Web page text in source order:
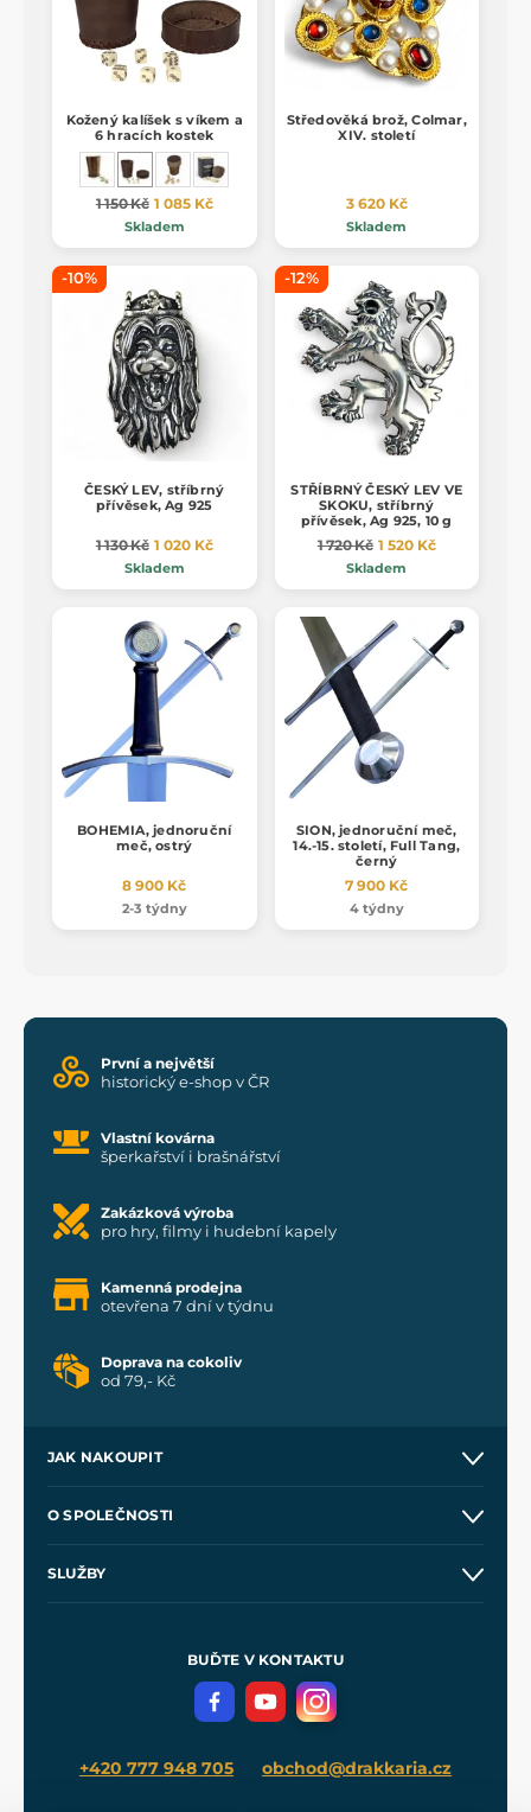
Kožený kalíšek s víkem a
6 hracích kostek
1 150 Kč 1 085 Kč
Skladem
Středověká brož, Colmar,
XIV. století
3 620 Kč
Skladem
-10%
ČESKÝ LEV, stříbrný
přívěsek, Ag 925
1 130 Kč 1 020 Kč
Skladem
-12%
STŘÍBRNÝ ČESKÝ LEV VE
SKOKU, stříbrný
přívěsek, Ag 925, 10 g
1 720 Kč 1 520 Kč
Skladem
BOHEMIA, jednoruční
meč, ostrý
8 900 Kč
2-3 týdny
SION, jednoruční meč,
14.-15. století, Full Tang,
černý
7 900 Kč
4 týdny
První a největší
historický e-shop v ČR
Vlastní kovárna
šperkařství i brašnářství
Zakázková výroba
pro hry, filmy i hudební kapely
Kamenná prodejna
otevřena 7 dní v týdnu
Doprava na cokoliv
od 79,- Kč
JAK NAKOUPIT
Velkoobchod
O SPOLEČNOSTI
SLUŽBY
Meče pro Kingdom Come
BUĎTE V KONTAKTU
+420 777 948 705 obchod@drakkaria.cz